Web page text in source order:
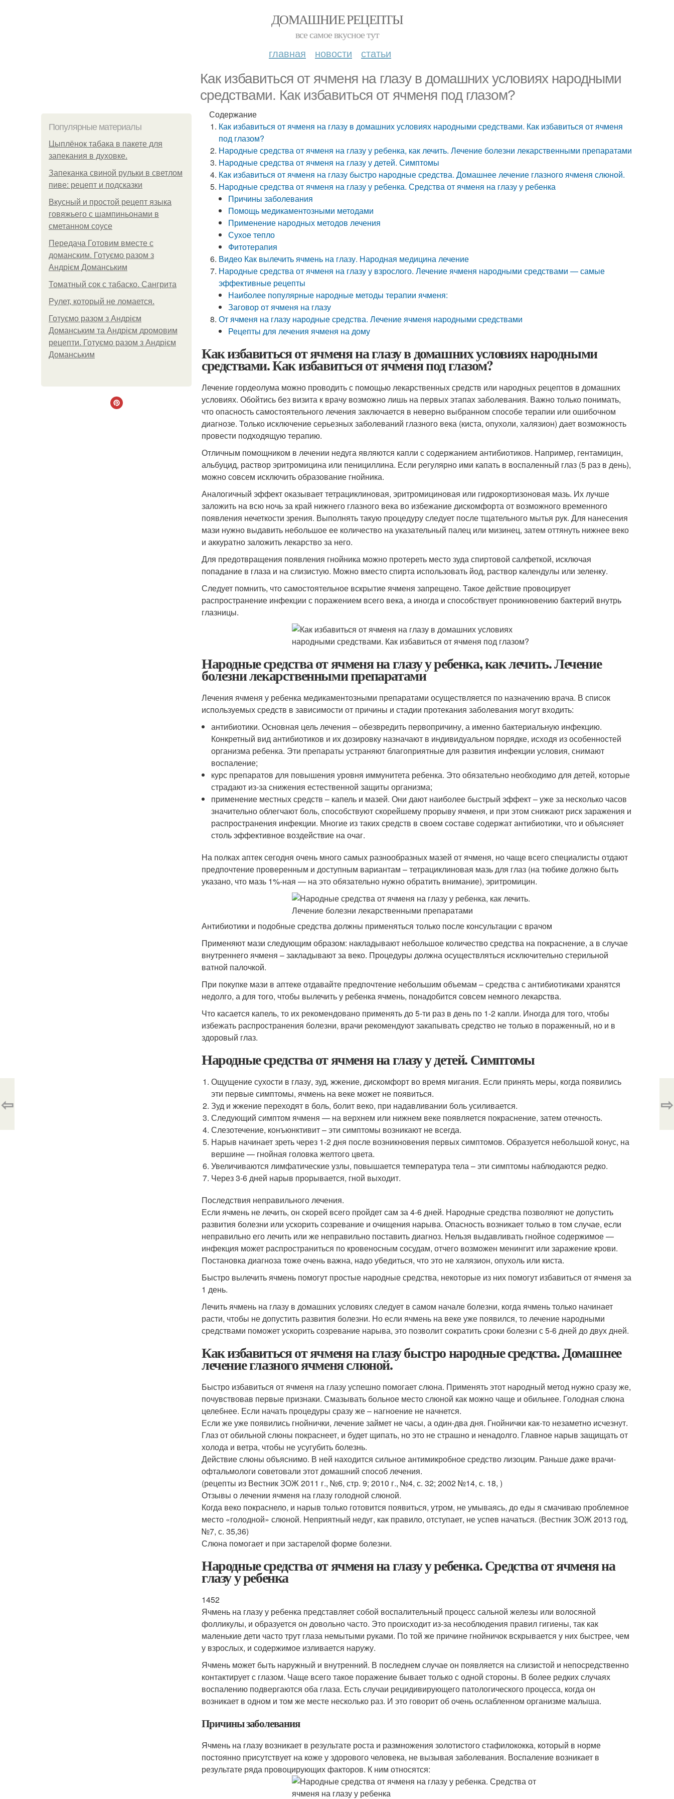
ДОМАШНИЕ РЕЦЕПТЫ
все самое вкусное тут
главная новости статьи
Как избавиться от ячменя на глазу в домашних условиях народными
средствами. Как избавиться от ячменя под глазом?
Популярные материалы
Цыплёнок табака в пакете для
запекания в духовке.
Запеканка свиной рульки в светлом
пиве: рецепт и подсказки
Вкусный и простой рецепт языка
говяжьего с шампиньонами в
сметанном соусе
Передача Готовим вместе с
доманским. Готуємо разом з
Андрієм Доманським
Томатный сок с табаско. Сангрита
Рулет, который не ломается.
Готуємо разом з Андрієм
Доманським та Андрієм дромовим
рецепти. Готуємо разом з Андрієм
Доманським
Содержание
Как избавиться от ячменя на глазу в домашних условиях народными средствами. Как избавиться от ячменя
под глазом?
Народные средства от ячменя на глазу у ребенка, как лечить. Лечение болезни лекарственными препаратами
Народные средства от ячменя на глазу у детей. Симптомы
Как избавиться от ячменя на глазу быстро народные средства. Домашнее лечение глазного ячменя слюной.
Народные средства от ячменя на глазу у ребенка. Средства от ячменя на глазу у ребенка
Причины заболевания
Помощь медикаментозными методами
Применение народных методов лечения
Сухое тепло
Фитотерапия
Видео Как вылечить ячмень на глазу. Народная медицина лечение
Народные средства от ячменя на глазу у взрослого. Лечение ячменя народными средствами — самые
эффективные рецепты
Наиболее популярные народные методы терапии ячменя:
Заговор от ячменя на глазу
От ячменя на глазу народные средства. Лечение ячменя народными средствами
Рецепты для лечения ячменя на дому
Как избавиться от ячменя на глазу в домашних условиях народными
средствами. Как избавиться от ячменя под глазом?
Лечение гордеолума можно проводить с помощью лекарственных средств или народных рецептов в домашних
условиях. Обойтись без визита к врачу возможно лишь на первых этапах заболевания. Важно только понимать,
что опасность самостоятельного лечения заключается в неверно выбранном способе терапии или ошибочном
диагнозе. Только исключение серьезных заболеваний глазного века (киста, опухоли, халязион) дает возможность
провести подходящую терапию.
Отличным помощником в лечении недуга являются капли с содержанием антибиотиков. Например, гентамицин,
альбуцид, раствор эритромицина или пенициллина. Если регулярно ими капать в воспаленный глаз (5 раз в день),
можно совсем исключить образование гнойника.
Аналогичный эффект оказывает тетрациклиновая, эритромициновая или гидрокортизоновая мазь. Их лучше
заложить на всю ночь за край нижнего глазного века во избежание дискомфорта от возможного временного
появления нечеткости зрения. Выполнять такую процедуру следует после тщательного мытья рук. Для нанесения
мази нужно выдавить небольшое ее количество на указательный палец или мизинец, затем оттянуть нижнее веко
и аккуратно заложить лекарство за него.
Для предотвращения появления гнойника можно протереть место зуда спиртовой салфеткой, исключая
попадание в глаза и на слизистую. Можно вместо спирта использовать йод, раствор календулы или зеленку.
Следует помнить, что самостоятельное вскрытие ячменя запрещено. Такое действие провоцирует
распространение инфекции с поражением всего века, а иногда и способствует проникновению бактерий внутрь
глазницы.
Народные средства от ячменя на глазу у ребенка, как лечить. Лечение
болезни лекарственными препаратами
Лечения ячменя у ребенка медикаментозными препаратами осуществляется по назначению врача. В список
используемых средств в зависимости от причины и стадии протекания заболевания могут входить:
антибиотики. Основная цель лечения – обезвредить первопричину, а именно бактериальную инфекцию.
Конкретный вид антибиотиков и их дозировку назначают в индивидуальном порядке, исходя из особенностей
организма ребенка. Эти препараты устраняют благоприятные для развития инфекции условия, снимают
воспаление;
курс препаратов для повышения уровня иммунитета ребенка. Это обязательно необходимо для детей, которые
страдают из-за снижения естественной защиты организма;
применение местных средств – капель и мазей. Они дают наиболее быстрый эффект – уже за несколько часов
значительно облегчают боль, способствуют скорейшему прорыву ячменя, и при этом снижают риск заражения и
распространения инфекции. Многие из таких средств в своем составе содержат антибиотики, что и объясняет
столь эффективное воздействие на очаг.
На полках аптек сегодня очень много самых разнообразных мазей от ячменя, но чаще всего специалисты отдают
предпочтение проверенным и доступным вариантам – тетрациклиновая мазь для глаз (на тюбике должно быть
указано, что мазь 1%-ная — на это обязательно нужно обратить внимание), эритромицин.
Антибиотики и подобные средства должны применяться только после консультации с врачом
Применяют мази следующим образом: накладывают небольшое количество средства на покраснение, а в случае
внутреннего ячменя – закладывают за веко. Процедуры должна осуществляться исключительно стерильной
ватной палочкой.
При покупке мази в аптеке отдавайте предпочтение небольшим объемам – средства с антибиотиками хранятся
недолго, а для того, чтобы вылечить у ребенка ячмень, понадобится совсем немного лекарства.
Что касается капель, то их рекомендовано применять до 5-ти раз в день по 1-2 капли. Иногда для того, чтобы
избежать распространения болезни, врачи рекомендуют закапывать средство не только в пораженный, но и в
здоровый глаз.
Народные средства от ячменя на глазу у детей. Симптомы
Ощущение сухости в глазу, зуд, жжение, дискомфорт во время мигания. Если принять меры, когда появились
эти первые симптомы, ячмень на веке может не появиться.
Зуд и жжение переходят в боль, болит веко, при надавливании боль усиливается.
Следующий симптом ячменя — на верхнем или нижнем веке появляется покраснение, затем отечность.
Слезотечение, конъюнктивит – эти симптомы возникают не всегда.
Нарыв начинает зреть через 1-2 дня после возникновения первых симптомов. Образуется небольшой конус, на
вершине — гнойная головка желтого цвета.
Увеличиваются лимфатические узлы, повышается температура тела – эти симптомы наблюдаются редко.
Через 3-6 дней нарыв прорывается, гной выходит.
Последствия неправильного лечения.
Если ячмень не лечить, он скорей всего пройдет сам за 4-6 дней. Народные средства позволяют не допустить
развития болезни или ускорить созревание и очищения нарыва. Опасность возникает только в том случае, если
неправильно его лечить или же неправильно поставить диагноз. Нельзя выдавливать гнойное содержимое —
инфекция может распространиться по кровеносным сосудам, отчего возможен менингит или заражение крови.
Постановка диагноза тоже очень важна, надо убедиться, что это не халязион, опухоль или киста.
Быстро вылечить ячмень помогут простые народные средства, некоторые из них помогут избавиться от ячменя за
1 день.
Лечить ячмень на глазу в домашних условиях следует в самом начале болезни, когда ячмень только начинает
расти, чтобы не допустить развития болезни. Но если ячмень на веке уже появился, то лечение народными
средствами поможет ускорить созревание нарыва, это позволит сократить сроки болезни с 5-6 дней до двух дней.
Как избавиться от ячменя на глазу быстро народные средства. Домашнее
лечение глазного ячменя слюной.
Быстро избавиться от ячменя на глазу успешно помогает слюна. Применять этот народный метод нужно сразу же,
почувствовав первые признаки. Смазывать больное место слюной как можно чаще и обильнее. Голодная слюна
целебнее. Если начать процедуры сразу же – нагноение не начнется.
Если же уже появились гнойнички, лечение займет не часы, а один-два дня. Гнойнички как-то незаметно исчезнут.
Глаз от обильной слюны покраснеет, и будет щипать, но это не страшно и ненадолго. Главное нарыв защищать от
холода и ветра, чтобы не усугубить болезнь.
Действие слюны объяснимо. В ней находится сильное антимикробное средство лизоцим. Раньше даже врачи-
офтальмологи советовали этот домашний способ лечения.
(рецепты из Вестник ЗОЖ 2011 г., №6, стр. 9; 2010 г., №4, с. 32; 2002 №14, с. 18, )
Отзывы о лечении ячменя на глазу голодной слюной.
Когда веко покраснело, и нарыв только готовится появиться, утром, не умываясь, до еды я смачиваю проблемное
место «голодной» слюной. Неприятный недуг, как правило, отступает, не успев начаться. (Вестник ЗОЖ 2013 год,
№7, с. 35,36)
Слюна помогает и при застарелой форме болезни.
Народные средства от ячменя на глазу у ребенка. Средства от ячменя на
глазу у ребенка
1452
Ячмень на глазу у ребенка представляет собой воспалительный процесс сальной железы или волосяной
фолликулы, и образуется он довольно часто. Это происходит из-за несоблюдения правил гигиены, так как
маленькие дети часто трут глаза немытыми руками. По той же причине гнойничок вскрывается у них быстрее, чем
у взрослых, и содержимое изливается наружу.
Ячмень может быть наружный и внутренний. В последнем случае он появляется на слизистой и непосредственно
контактирует с глазом. Чаще всего такое поражение бывает только с одной стороны. В более редких случаях
воспалению подвергаются оба глаза. Есть случаи рецидивирующего патологического процесса, когда он
возникает в одном и том же месте несколько раз. И это говорит об очень ослабленном организме малыша.
Причины заболевания
Ячмень на глазу возникает в результате роста и размножения золотистого стафилококка, который в норме
постоянно присутствует на коже у здорового человека, не вызывая заболевания. Воспаление возникает в
результате ряда провоцирующих факторов. К ним относятся:
⇦ ⇨